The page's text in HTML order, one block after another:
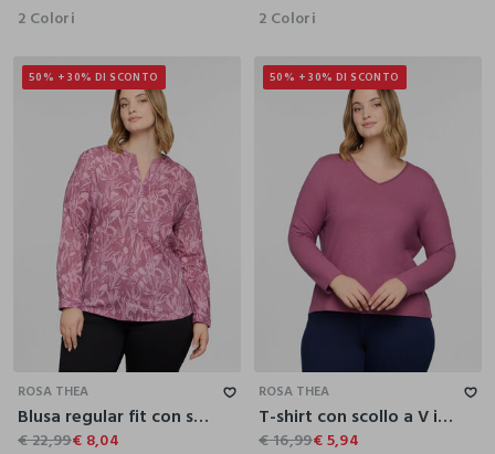
2 Colori 2 Colori
50% + 30% DI SCONTO
45 49
ROSA THEA
Blusa regular fit con scollo a V donna curvy
€ 22,99€ 8,04
50% + 30% DI SCONTO
XXL
ROSA THEA
T-shirt con scollo a V in jersey slub donna curvy
€ 16,99€ 5,94